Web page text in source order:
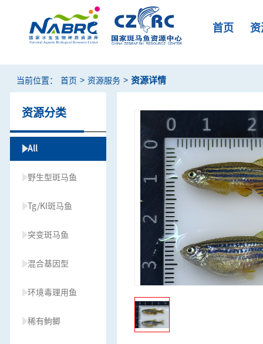
首页
当前位置： 首页 > 资源服务 > 资源详情
资源分类
All
野生型斑马鱼
Tg/KI斑马鱼
突变斑马鱼
混合基因型
环境毒理用鱼
稀有鮈鲫